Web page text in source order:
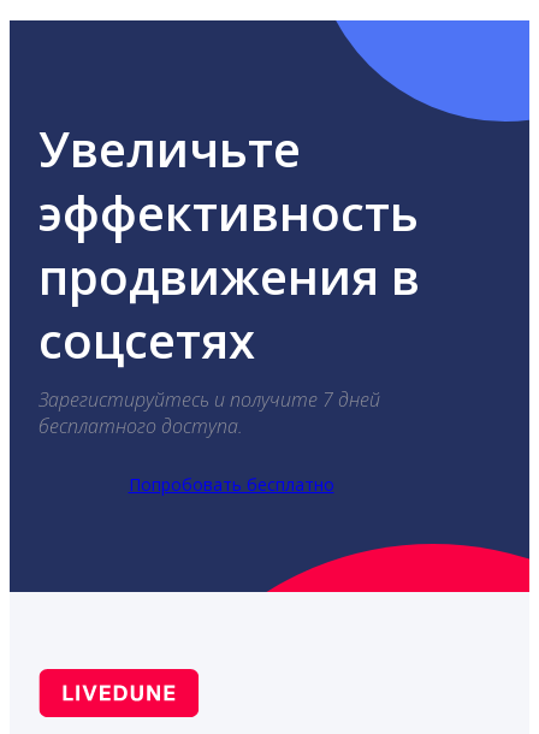
Увеличьте
эффективность
продвижения в
соцсетях
Зарегистируйтесь и получите 7 дней
бесплатного доступа.
Попробовать бесплатно